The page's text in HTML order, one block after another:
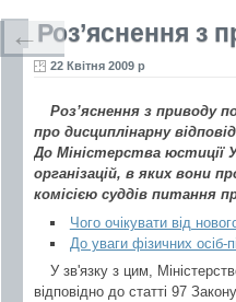
Роз’яснення з
22 Квітня 2009 р
Роз’яснення з приводу
про дисциплінарну
До Міністерства юстиції
організацій, в яких вони
комісією суддів питання
Чого очікувати від
До уваги фізичних осіб-
У зв'язку з цим,
відповідно до статті 97
←